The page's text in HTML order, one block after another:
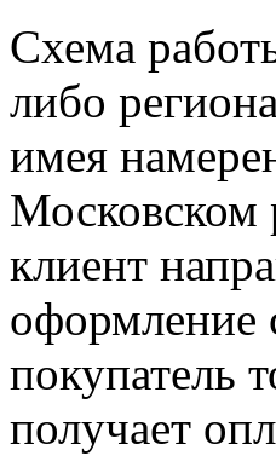
Схема
либо
имея
Московском
клиент
оформление
покупатель
получает